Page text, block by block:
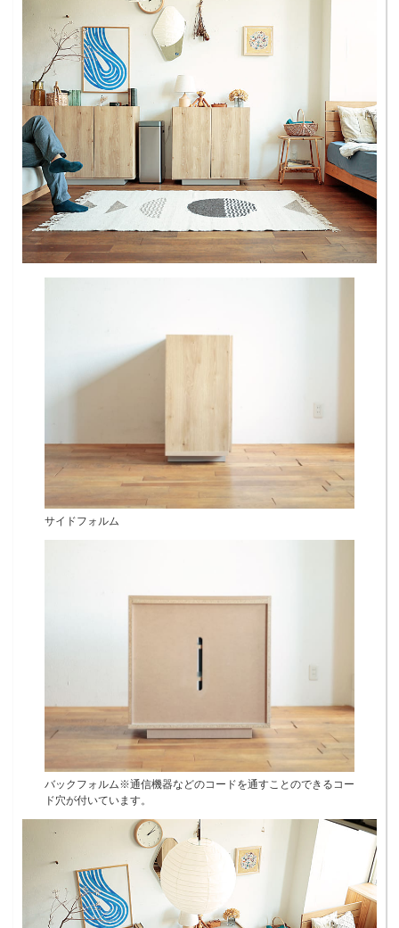
サイドフォルム
バックフォルム※通信機器などのコードを通すことのできるコー
ド穴が付いています。